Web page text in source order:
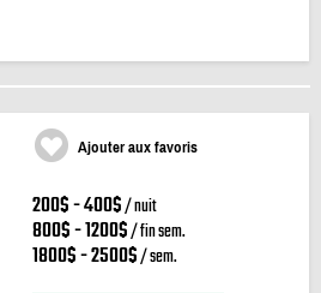
Ajouter aux favoris
200$ - 400$/ nuit
800$ - 1200$/ fin sem.
1800$ - 2500$/ sem.